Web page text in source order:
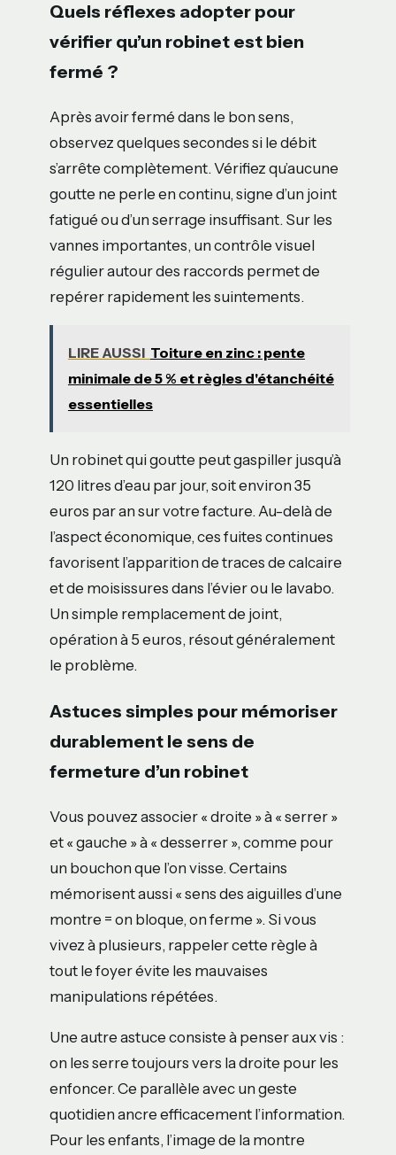
Quels réflexes adopter pour
vérifier qu’un robinet est bien
fermé ?
Après avoir fermé dans le bon sens,
observez quelques secondes si le débit
s’arrête complètement. Vérifiez qu’aucune
goutte ne perle en continu, signe d’un joint
fatigué ou d’un serrage insuffisant. Sur les
vannes importantes, un contrôle visuel
régulier autour des raccords permet de
repérer rapidement les suintements.
LIRE AUSSI Toiture en zinc : pente
minimale de 5 % et règles d'étanchéité
essentielles
Un robinet qui goutte peut gaspiller jusqu’à
120 litres d’eau par jour, soit environ 35
euros par an sur votre facture. Au-delà de
l’aspect économique, ces fuites continues
favorisent l’apparition de traces de calcaire
et de moisissures dans l’évier ou le lavabo.
Un simple remplacement de joint,
opération à 5 euros, résout généralement
le problème.
Astuces simples pour mémoriser
durablement le sens de
fermeture d’un robinet
Vous pouvez associer « droite » à « serrer »
et « gauche » à « desserrer », comme pour
un bouchon que l’on visse. Certains
mémorisent aussi « sens des aiguilles d’une
montre = on bloque, on ferme ». Si vous
vivez à plusieurs, rappeler cette règle à
tout le foyer évite les mauvaises
manipulations répétées.
Une autre astuce consiste à penser aux vis :
on les serre toujours vers la droite pour les
enfoncer. Ce parallèle avec un geste
quotidien ancre efficacement l’information.
Pour les enfants, l’image de la montre